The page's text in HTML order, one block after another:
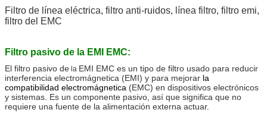
Filtro de línea eléctrica, filtro anti-ruidos, línea filtro, filtro emi,
filtro del EMC
Filtro pasivo de la EMI EMC:
El filtro pasivo de la EMI EMC es un tipo de filtro usado para reducir
interferencia electromágnetica (EMI) y para mejorar la
compatibilidad electromágnetica (EMC) en dispositivos electrónicos
y sistemas. Es un componente pasivo, así que significa que no
requiere una fuente de la alimentación externa actuar.